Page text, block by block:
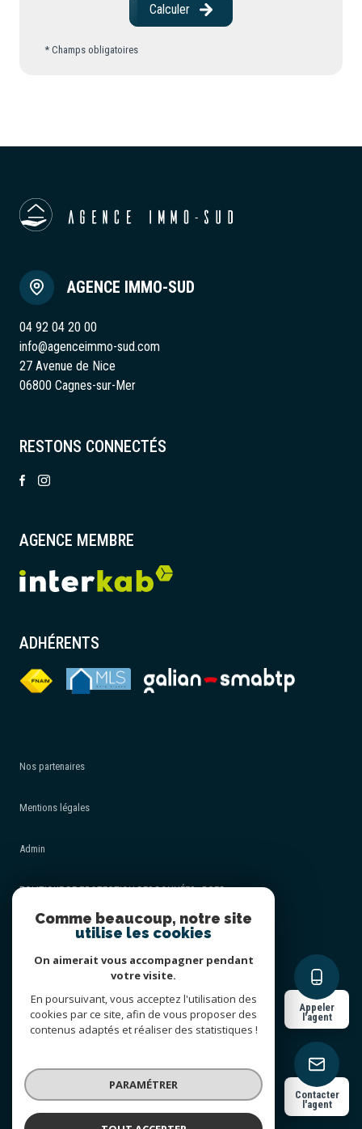
Appeler
l'agent
Contacter
l'agent
Calculer
* Champs obligatoires
AGENCE IMMO-SUD
04 92 04 20 00
info@agenceimmo-sud.com
27 Avenue de Nice
06800 Cagnes-sur-Mer
RESTONS CONNECTÉS
AGENCE MEMBRE
ADHÉRENTS
Nos partenaires
Mentions légales
Admin
POLITIQUE DE PROTECTION DES DONNÉES - RGPD
Nos honoraires
Cookies
© 2026 | Tous droits réservés
Réalisé par
Comme beaucoup, notre site
utilise les cookies
On aimerait vous accompagner pendant
votre visite.
En poursuivant, vous acceptez l'utilisation des
cookies par ce site, afin de vous proposer des
contenus adaptés et réaliser des statistiques !
PARAMÉTRER